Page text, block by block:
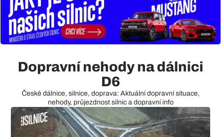
Dopravní nehody na dálnici
D6
České dálnice, silnice, doprava: Aktuální dopravní situace,
nehody, průjezdnost silnic a dopravní info